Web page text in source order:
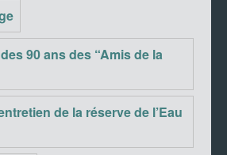
90 ans des “Amis de la
de la réserve de l’Eau